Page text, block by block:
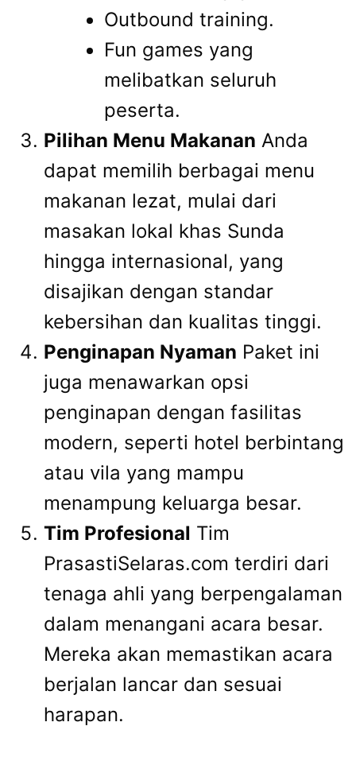
Outbound training.
Fun games yang
melibatkan seluruh
peserta.
Pilihan Menu Makanan Anda
dapat memilih berbagai menu
makanan lezat, mulai dari
masakan lokal khas Sunda
hingga internasional, yang
disajikan dengan standar
kebersihan dan kualitas tinggi.
Penginapan Nyaman Paket ini
juga menawarkan opsi
penginapan dengan fasilitas
modern, seperti hotel berbintang
atau vila yang mampu
menampung keluarga besar.
Tim Profesional Tim
PrasastiSelaras.com terdiri dari
tenaga ahli yang berpengalaman
dalam menangani acara besar.
Mereka akan memastikan acara
berjalan lancar dan sesuai
harapan.